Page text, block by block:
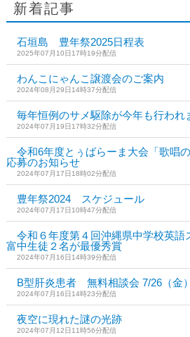
新着記事
石垣島 豊年祭2025日程表
2025年07月10日17時19分配信
わんこにゃんこ譲渡会のご案内
2024年08月29日14時37分配信
毎年恒例のサメ駆除が今年も行われ
2024年07月19日17時32分配信
令和6年度とぅばらーま大会「歌唱
応募のお知らせ
2024年07月17日18時02分配信
豊年祭2024 スケジュール
2024年07月17日10時47分配信
令和６年度第４回沖縄県中学校英
富中生徒２名が最優秀賞
2024年07月16日14時39分配信
B型肝炎患者 無料相談会 7/26（金）
2024年07月16日14時23分配信
夜空に現れた謎の光跡
2024年07月12日11時56分配信